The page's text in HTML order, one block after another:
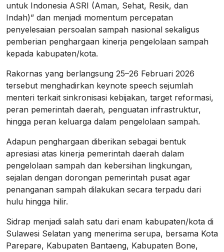
untuk Indonesia ASRI (Aman, Sehat, Resik, dan
Indah)” dan menjadi momentum percepatan
penyelesaian persoalan sampah nasional sekaligus
pemberian penghargaan kinerja pengelolaan sampah
kepada kabupaten/kota.
Rakornas yang berlangsung 25–26 Februari 2026
tersebut menghadirkan keynote speech sejumlah
menteri terkait sinkronisasi kebijakan, target reformasi,
peran pemerintah daerah, penguatan infrastruktur,
hingga peran keluarga dalam pengelolaan sampah.
Adapun penghargaan diberikan sebagai bentuk
apresiasi atas kinerja pemerintah daerah dalam
pengelolaan sampah dan kebersihan lingkungan,
sejalan dengan dorongan pemerintah pusat agar
penanganan sampah dilakukan secara terpadu dari
hulu hingga hilir.
Sidrap menjadi salah satu dari enam kabupaten/kota di
Sulawesi Selatan yang menerima serupa, bersama Kota
Parepare, Kabupaten Bantaeng, Kabupaten Bone,